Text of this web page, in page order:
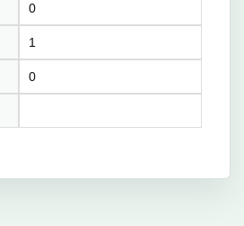
0
1
0